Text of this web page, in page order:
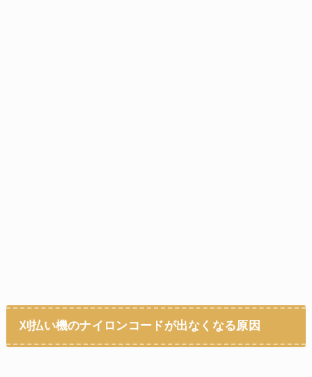
刈払い機のナイロンコードが出なくなる原因